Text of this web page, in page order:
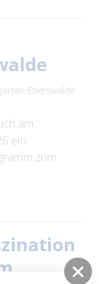
Eberswalde
am
ein
zum